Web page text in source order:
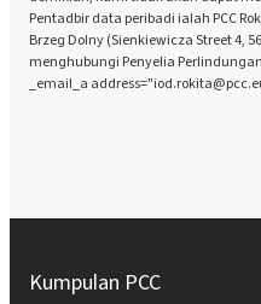
Pentadbir data peribadi ialah PCC
Brzeg Dolny (Sienkiewicza Street 4,
menghubungi Penyelia
_email_a
Kumpulan PCC